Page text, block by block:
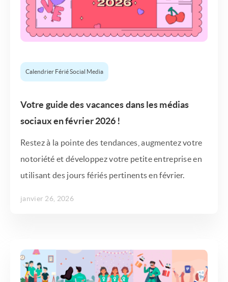
Calendrier Férié Social Media
Votre guide des vacances dans les médias
sociaux en février 2026 !
Restez à la pointe des tendances, augmentez votre
notoriété et développez votre petite entreprise en
utilisant des jours fériés pertinents en février.
janvier 26, 2026